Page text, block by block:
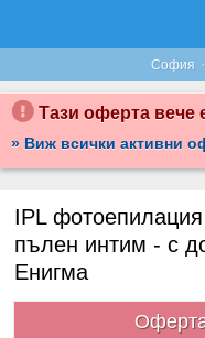
София ·
Тази оферта вече
» Виж всички активни
IPL
пълен интим - с
Енигма